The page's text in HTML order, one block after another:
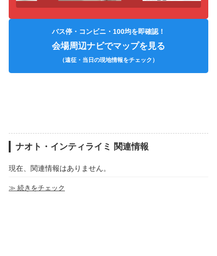
バス停・コンビニ・100均を即確認！
会場周辺ナビでマップを見る
（遠征・当日の現地情報をチェック）
ナオト・インティライミ 関連情報
現在、関連情報はありません。
≫ 続きをチェック